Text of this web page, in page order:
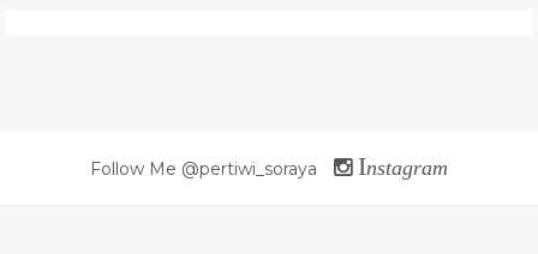
Follow Me @pertiwi_soraya Instagram